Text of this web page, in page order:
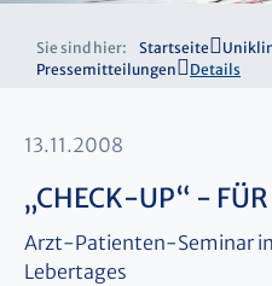
Sie sind hier: Startseite
Pressemitteilungen
Details
13.11.2008
„CHECK-UP“ - FÜR
Arzt-Patienten-Seminar
Lebertages